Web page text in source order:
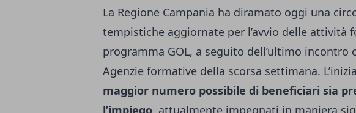
La Regione Campania ha diramato oggi una
tempistiche aggiornate per l’avvio delle attività
programma GOL, a seguito dell’ultimo incontro
Agenzie formative della scorsa settimana.
maggior numero possibile di beneficiari sia